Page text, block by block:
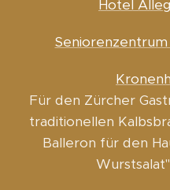
Hotel
Für den Zürcher
traditionellen
Balleron für den